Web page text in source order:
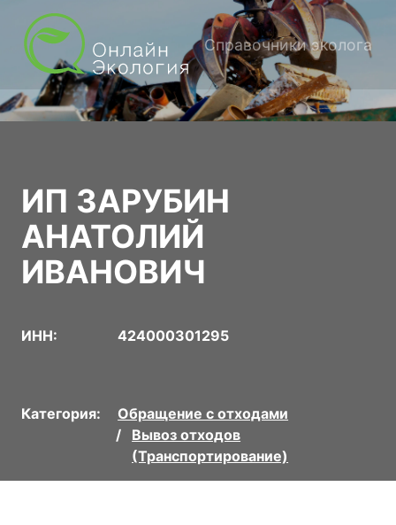
Справочники эколога
ИП ЗАРУБИН
АНАТОЛИЙ
ИВАНОВИЧ
ИНН: 424000301295
Категория:
Обращение с отходами
Вывоз отходов
(Транспортирование)